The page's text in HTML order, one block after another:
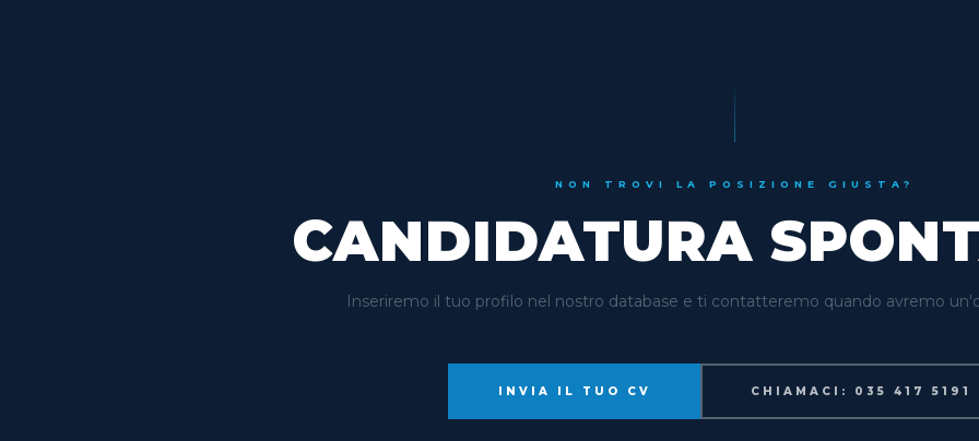
NON TROVI LA POSIZIONE GIUSTA?
CANDIDATURA
Inseriremo il tuo profilo nel nostro database e ti contatteremo quando avremo
INVIA IL TUO CV CHIAMACI: 035 417 5191